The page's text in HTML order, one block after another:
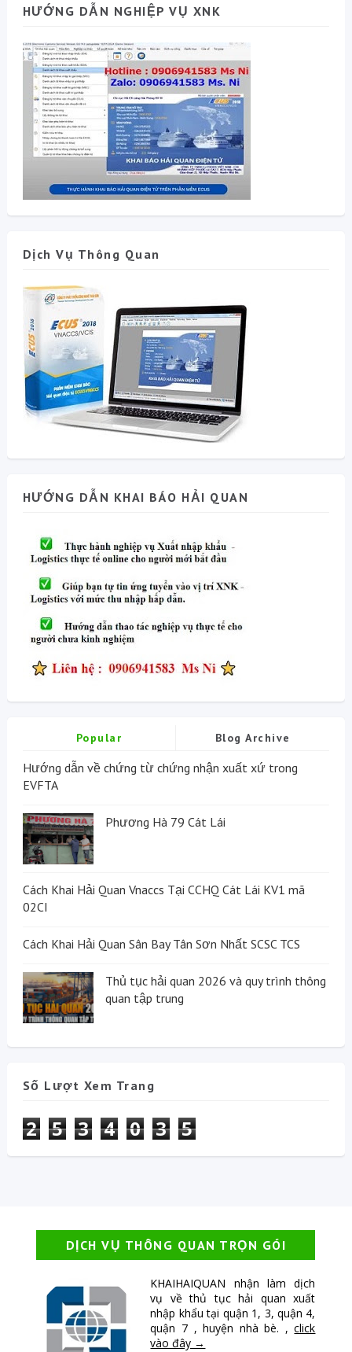
HƯỚNG DẪN NGHIỆP VỤ XNK
Dịch Vụ Thông Quan
HƯỚNG DẪN KHAI BÁO HẢI QUAN
Popular Blog Archive
Hướng dẫn về chứng từ chứng nhận xuất xứ trong
EVFTA
Phương Hà 79 Cát Lái
Cách Khai Hải Quan Vnaccs Tại CCHQ Cát Lái KV1 mã
02CI
Cách Khai Hải Quan Sân Bay Tân Sơn Nhất SCSC TCS
Thủ tục hải quan 2026 và quy trình thông
quan tập trung
Số Lượt Xem Trang
2 5 3 4 0 3 5
DỊCH VỤ THÔNG QUAN TRỌN GÓI
KHAIHAIQUAN nhận làm dịch
vụ về thủ tục hải quan xuất
nhập khẩu tại quận 1, 3, quận 4,
quận 7 , huyện nhà bè. ,click
vào đây →